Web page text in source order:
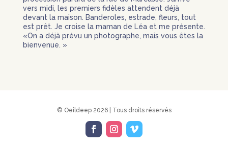
vers midi, les premiers fidèles attendent déjà
devant la maison. Banderoles, estrade, fleurs, tout
est prêt. Je croise la maman de Léa et me présente.
«On a déjà prévu un photographe, mais vous êtes la
bienvenue. »
© Oeildeep 2026 | Tous droits réservés